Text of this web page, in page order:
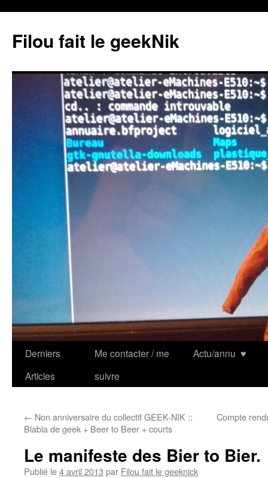
contenu
Filou fait le geekNik
Derniers
Articles
Me contacter / me
suivre
Actu/annu ♥
← Non anniversaire du collectif GEEK-NIK ::
Blabla de geek + Beer to Beer + courts
Compte
Le manifeste des Bier to Bier.
Publié le4 avril 2013 par Filou fait le geeknick